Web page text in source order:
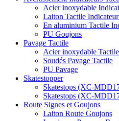
Acier inoxydable
Laiton Tactile
En aluminium Tactile
PU Goujons
Pavage Tactile
Acier inoxydable
Soudés Pavage Tactile
PU Pavage
Skatestopper
Skatestops (XC-
Skatestops (XC-
Route Signes et Goujons
Laiton Route Goujons